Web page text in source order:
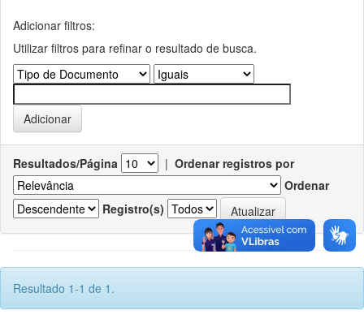
Adicionar filtros:
Utilizar filtros para refinar o resultado de busca.
Resultados/Página | Ordenar registros por
Ordenar
Registro(s)
Resultado 1-1 de 1.